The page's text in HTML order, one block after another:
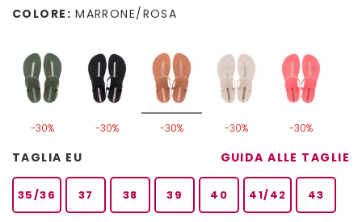
COLORE: MARRONE/ROSA
-30% -30% -30% -30% -30%
TAGLIA EU GUIDA ALLE TAGLIE
35/36 37 38 39 40 41/42 43